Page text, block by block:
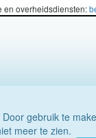
en overheidsdiensten:
gebruik te
meer te zien.